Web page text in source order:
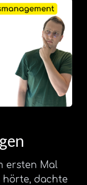
ersten Mal
hörte, dachte